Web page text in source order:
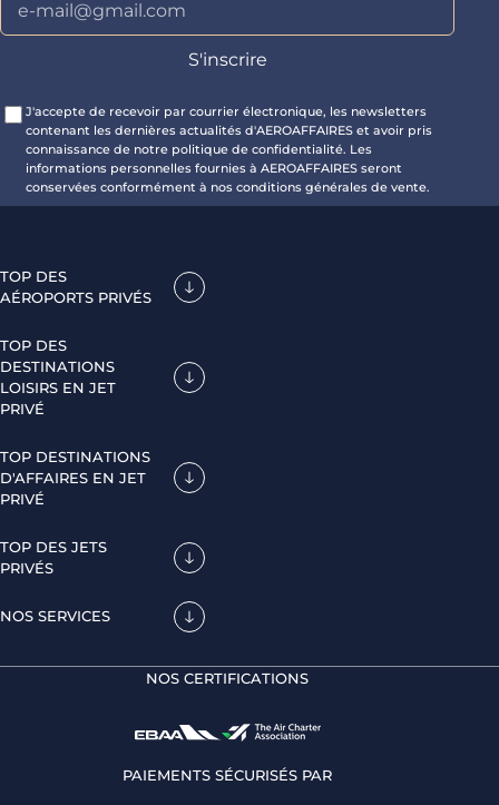
J'accepte de recevoir par courrier électronique, les newsletters
contenant les dernières actualités d'AEROAFFAIRES et avoir pris
connaissance de notre politique de confidentialité. Les
informations personnelles fournies à AEROAFFAIRES seront
conservées conformément à nos conditions générales de vente.
TOP DES
AÉROPORTS PRIVÉS
TOP DES
DESTINATIONS
LOISIRS EN JET
PRIVÉ
TOP DESTINATIONS
D'AFFAIRES EN JET
PRIVÉ
TOP DES JETS
PRIVÉS
NOS SERVICES
NOS CERTIFICATIONS
PAIEMENTS SÉCURISÉS PAR